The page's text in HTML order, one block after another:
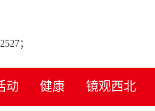
；
动 健康 镜观西北